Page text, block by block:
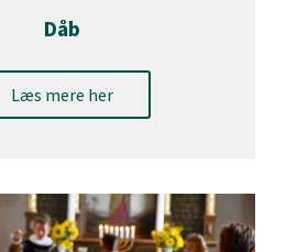
Dåb
Læs mere her